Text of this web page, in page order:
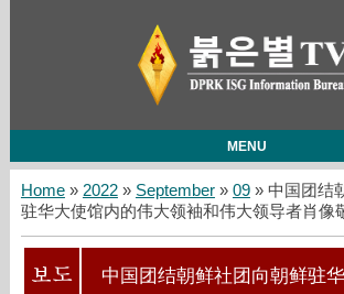
MENU
Home» 2022 » September » 09» 中国团结
驻华大使馆内的伟大领袖和伟大领导者肖像
中国团结朝鲜社团向朝鲜驻